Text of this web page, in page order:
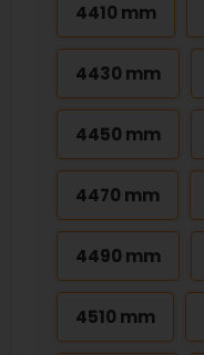
4410 mm
4430 mm
4450 mm
4470 mm
4490 mm
4510 mm